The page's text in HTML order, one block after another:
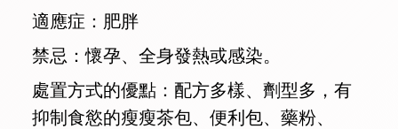
適應症：肥胖
禁忌：懷孕、全身發熱或感染。
處置方式的優點：配方多樣、劑型多，有
抑制食慾的瘦瘦茶包、便利包、藥粉、